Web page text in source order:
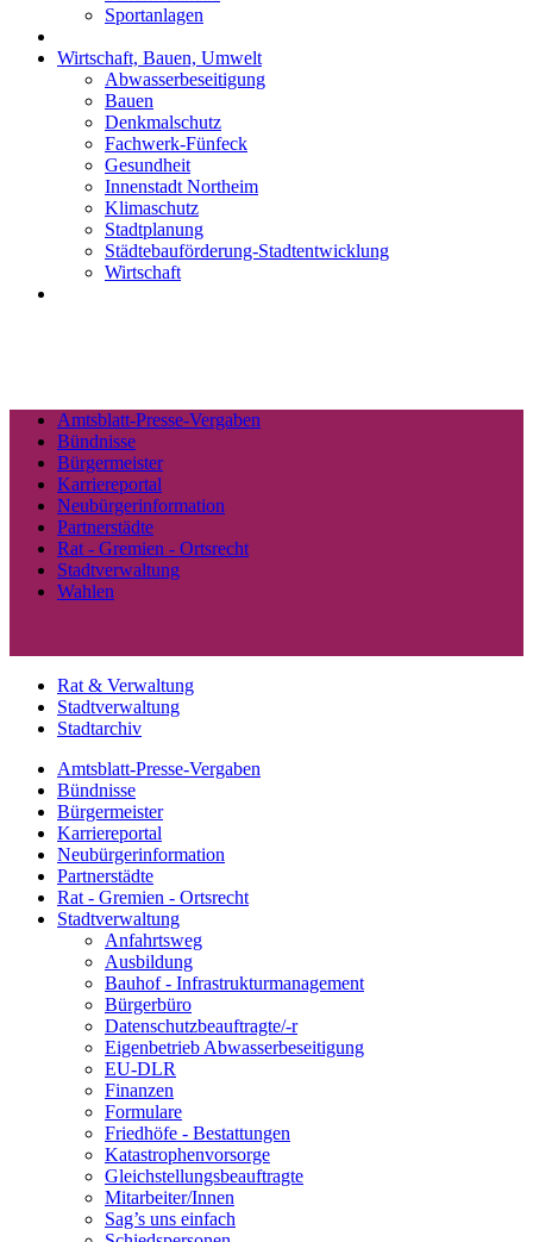
Sportanlagen
Wirtschaft, Bauen, Umwelt
Abwasserbeseitigung
Bauen
Denkmalschutz
Fachwerk-Fünfeck
Gesundheit
Innenstadt Northeim
Klimaschutz
Stadtplanung
Städtebauförderung-Stadtentwicklung
Wirtschaft
Amtsblatt-Presse-Vergaben
Bündnisse
Bürgermeister
Karriereportal
Neubürgerinformation
Partnerstädte
Rat - Gremien - Ortsrecht
Stadtverwaltung
Wahlen
Rat & Verwaltung
Stadtverwaltung
Stadtarchiv
Amtsblatt-Presse-Vergaben
Bündnisse
Bürgermeister
Karriereportal
Neubürgerinformation
Partnerstädte
Rat - Gremien - Ortsrecht
Stadtverwaltung
Anfahrtsweg
Ausbildung
Bauhof - Infrastrukturmanagement
Bürgerbüro
Datenschutzbeauftragte/-r
Eigenbetrieb Abwasserbeseitigung
EU-DLR
Finanzen
Formulare
Friedhöfe - Bestattungen
Katastrophenvorsorge
Gleichstellungsbeauftragte
Mitarbeiter/Innen
Sag’s uns einfach